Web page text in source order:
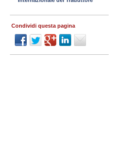
Condividi questa pagina